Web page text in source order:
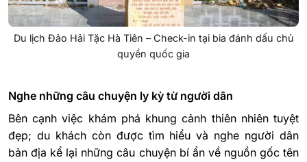
Du lịch Đảo Hải Tặc Hà Tiên – Check-in tại bia đánh dấu chủ
quyền quốc gia
Nghe những câu chuyện ly kỳ từ người dân
Bên cạnh việc khám phá khung cảnh thiên nhiên tuyệt
đẹp; du khách còn được tìm hiểu và nghe người dân
bản địa kể lại những câu chuyện bí ẩn về nguồn gốc tên